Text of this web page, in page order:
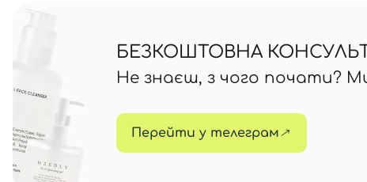
БЕЗКОШТОВНА
Не знаєш, з чого почати?
Перейти у телеграм